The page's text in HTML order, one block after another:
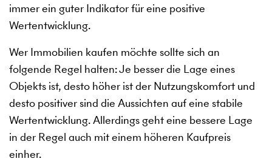
immer ein guter Indikator für eine positive
Wertentwicklung.
Wer Immobilien kaufen möchte sollte sich an
folgende Regel halten: Je besser die Lage eines
Objekts ist, desto höher ist der Nutzungskomfort und
desto positiver sind die Aussichten auf eine stabile
Wertentwicklung. Allerdings geht eine bessere Lage
in der Regel auch mit einem höheren Kaufpreis
einher.